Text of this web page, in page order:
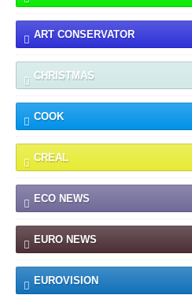
ART CONSERVATOR
CHRISTMAS
COOK
CREAL
ECO NEWS
EURO NEWS
EUROVISION